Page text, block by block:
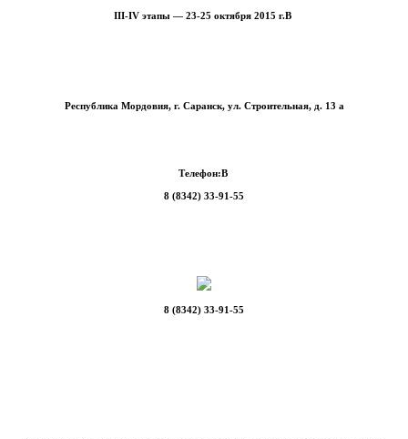
III-IV этапы — 23-25 октября 2015 г.В
Республика Мордовия, г. Саранск, ул. Строительная, д. 13 а
Телефон:В
8 (8342) 33-91-55
8 (8342) 33-91-55